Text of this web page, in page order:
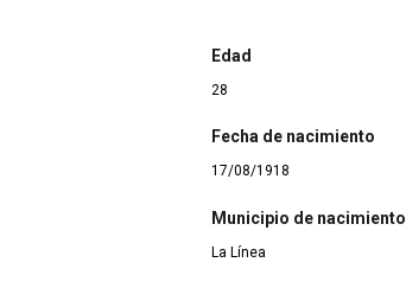
Edad
28
Fecha de nacimiento
17/08/1918
Municipio de nacimiento
La Línea